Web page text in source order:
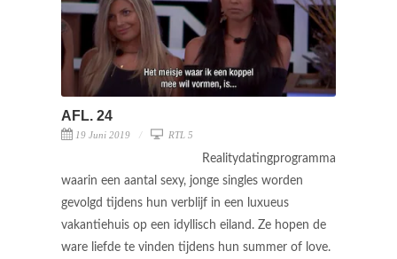
AFL. 24
19 Juni 2019 RTL 5
Realitydatingprogramma
waarin een aantal sexy, jonge singles worden
gevolgd tijdens hun verblijf in een luxueus
vakantiehuis op een idyllisch eiland. Ze hopen de
ware liefde te vinden tijdens hun summer of love.